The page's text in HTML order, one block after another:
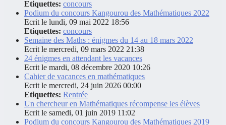
Etiquettes: concours
Podium du concours Kangourou des Mathématiques 2022
Ecrit le lundi, 09 mai 2022 18:56
Etiquettes: concours
Semaine des Maths : énigmes du 14 au 18 mars 2022
Ecrit le mercredi, 09 mars 2022 21:38
24 énigmes en attendant les vacances
Ecrit le mardi, 08 décembre 2020 10:26
Cahier de vacances en mathématiques
Ecrit le mercredi, 24 juin 2026 00:00
Etiquettes: Rentrée
Un chercheur en Mathématiques récompense les élèves
Ecrit le samedi, 01 juin 2019 11:02
Podium du concours Kangourou des Mathématiques 2019